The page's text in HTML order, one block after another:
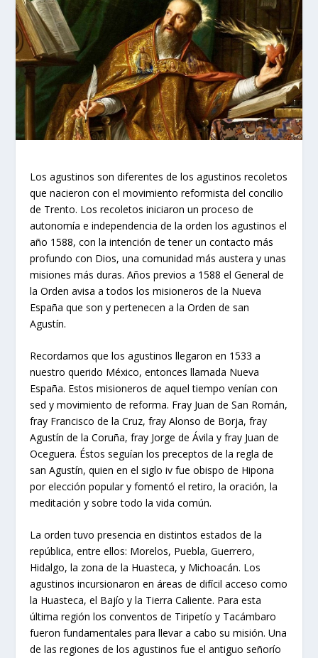
Los agustinos son diferentes de los agustinos recoletos
que nacieron con el movimiento reformista del concilio
de Trento. Los recoletos iniciaron un proceso de
autonomía e independencia de la orden los agustinos el
año 1588, con la intención de tener un contacto más
profundo con Dios, una comunidad más austera y unas
misiones más duras. Años previos a 1588 el General de
la Orden avisa a todos los misioneros de la Nueva
España que son y pertenecen a la Orden de san
Agustín.
Recordamos que los agustinos llegaron en 1533 a
nuestro querido México, entonces llamada Nueva
España. Estos misioneros de aquel tiempo venían con
sed y movimiento de reforma. Fray Juan de San Román,
fray Francisco de la Cruz, fray Alonso de Borja, fray
Agustín de la Coruña, fray Jorge de Ávila y fray Juan de
Oceguera. Éstos seguían los preceptos de la regla de
san Agustín, quien en el siglo iv fue obispo de Hipona
por elección popular y fomentó el retiro, la oración, la
meditación y sobre todo la vida común.
La orden tuvo presencia en distintos estados de la
república, entre ellos: Morelos, Puebla, Guerrero,
Hidalgo, la zona de la Huasteca, y Michoacán. Los
agustinos incursionaron en áreas de difícil acceso como
la Huasteca, el Bajío y la Tierra Caliente. Para esta
última región los conventos de Tiripetío y Tacámbaro
fueron fundamentales para llevar a cabo su misión. Una
de las regiones de los agustinos fue el antiguo señorío